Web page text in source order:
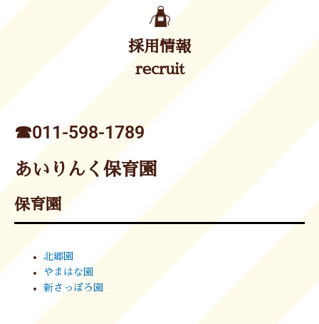
採用情報
recruit
☎︎011-598-1789
あいりんく保育園
保育園
北郷園
やまはな園
新さっぽろ園